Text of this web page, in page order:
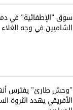
سوق "الإطفائية" في
الشاميين في وجه الغلاء
"وحش طارئ" يفترس
الأفريقي يهدد